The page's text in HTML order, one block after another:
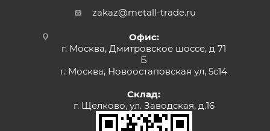
zakaz@metall-trade.ru
Офис:
г. Москва, Дмитровское шоссе, д 71
Б
г. Москва, Новоостаповская ул, 5с14
Склад:
г. Щелково, ул. Заводская, д.16